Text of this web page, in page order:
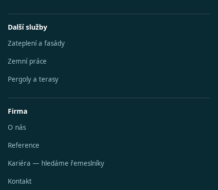
Další služby
Zateplení a fasády
Zemní práce
Pergoly a terasy
Firma
O nás
Reference
Kariéra — hledáme řemeslníky
Kontakt